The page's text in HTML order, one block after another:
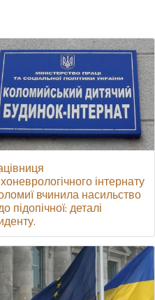
інтернату
вчинила насильство
підопічної: деталі